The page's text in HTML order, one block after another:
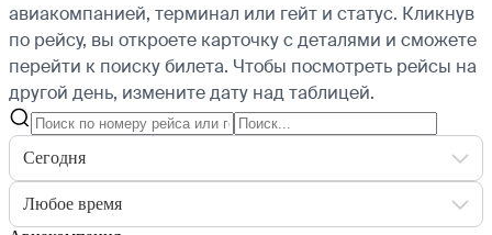
авиакомпанией, терминал или гейт и статус. Кликнув
по рейсу, вы откроете карточку с деталями и сможете
перейти к поиску билета. Чтобы посмотреть рейсы на
другой день, измените дату над таблицей.
Сегодня
Любое время